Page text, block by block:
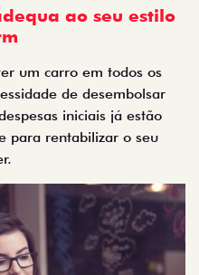
ao seu estilo
um carro em todos os
de desembolsar
iniciais já estão
para rentabilizar o seu